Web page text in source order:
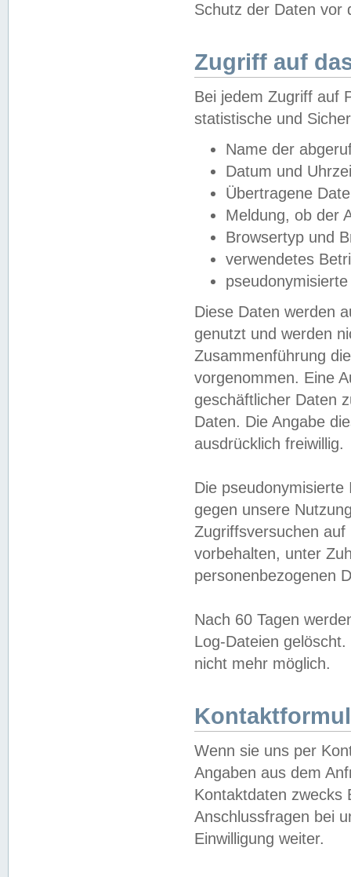
Schutz der Daten vor
Zugriff auf
Bei jedem Zugriff auf
statistische und
Name der
Datum und
Übertragene
Meldung, ob der
Browsertyp und
verwendetes
Diese Daten werden
genutzt und werden
Zusammenführung
vorgenommen. Eine
geschäftlicher Daten
Daten. Die Angabe
ausdrücklich freiwillig.
Die
gegen unsere
Zugriffsversuchen
vorbehalten, unter
personenbezogenen
Nach 60 Tagen
Log-Dateien
nicht mehr möglich.
Wenn sie uns per
Angaben aus dem
Kontaktdaten zwecks
Anschlussfragen bei
Einwilligung weiter.